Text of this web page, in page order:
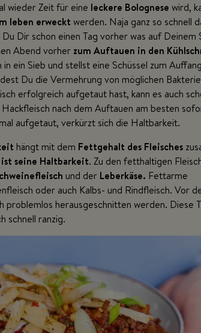
wieder Zeit für eine leckere Bolognese wird,
leben erwecktwerden. Naja ganz so schnell
Dir schon einen Tag vorher was auf Deinem
Abend vorher zum Auftauen in den
ein Sieb und stellst eine Schüssel zum
Du die Vermehrung von möglichen
erfolgreich aufgetaut hast, kann es auch
nach dem Auftauen am besten
aufgetaut, verkürzt sich die Haltbarkeit.
hängt mit dem Fettgehalt des Fleisches
seine Haltbarkeit. Zu den fetthaltigen
und der Leberkäse. Fettarme
oder auch Kalbs- und Rindfleisch. Vor
herausgeschnitten werden. Diese
schnell ranzig.